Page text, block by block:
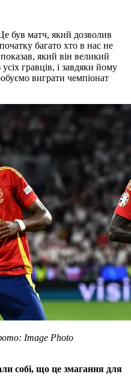
був матч, який дозволив
багато хто в нас не
який він великий
гравців, і завдяки йому
виграти чемпіонат
Image Photo
собі, що це змагання для